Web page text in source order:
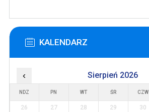
KALENDARZ
‹ Sierpień 2026
NDZ PN WT ŚR CZW
26 27 28 29 30